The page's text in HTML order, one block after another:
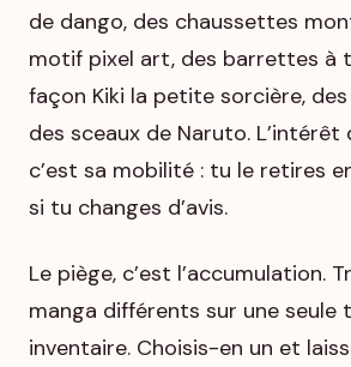
de dango, des chaussettes
motif pixel art, des barrettes à
façon Kiki la petite sorcière,
des sceaux de Naruto. L’intérêt
c’est sa mobilité : tu le retires
si tu changes d’avis.
Le piège, c’est l’accumulation.
manga différents sur une seule
inventaire. Choisis-en un et